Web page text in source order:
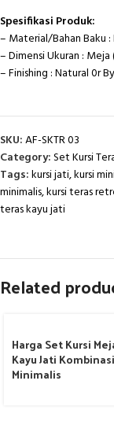
Spesifikasi Produk:
– Material/Bahan Baku
– Dimensi Ukuran :
– Finishing : Natural 0r
SKU:AF-SKTR 03
Category:Set Kursi
Tags:kursi jati,kursi
minimalis,kursi teras
teras kayu jati
Related
Harga Set Kursi
Kayu Jati
Minimalis